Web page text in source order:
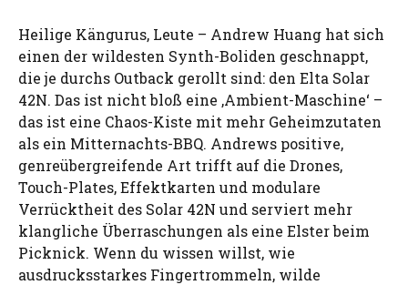
Heilige Kängurus, Leute – Andrew Huang hat sich
einen der wildesten Synth-Boliden geschnappt,
die je durchs Outback gerollt sind: den Elta Solar
42N. Das ist nicht bloß eine ‚Ambient-Maschine‘ –
das ist eine Chaos-Kiste mit mehr Geheimzutaten
als ein Mitternachts-BBQ. Andrews positive,
genreübergreifende Art trifft auf die Drones,
Touch-Plates, Effektkarten und modulare
Verrücktheit des Solar 42N und serviert mehr
klangliche Überraschungen als eine Elster beim
Picknick. Wenn du wissen willst, wie
ausdrucksstarkes Fingertrommeln, wilde